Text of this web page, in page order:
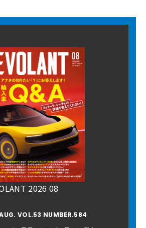
2026 08
VOL.53 NUMBER.584